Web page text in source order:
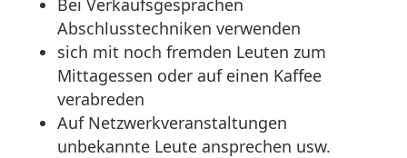
Bei Verkaufsgesprächen
Abschlusstechniken verwenden
sich mit noch fremden Leuten zum
Mittagessen oder auf einen Kaffee
verabreden
Auf Netzwerkveranstaltungen
unbekannte Leute ansprechen usw.